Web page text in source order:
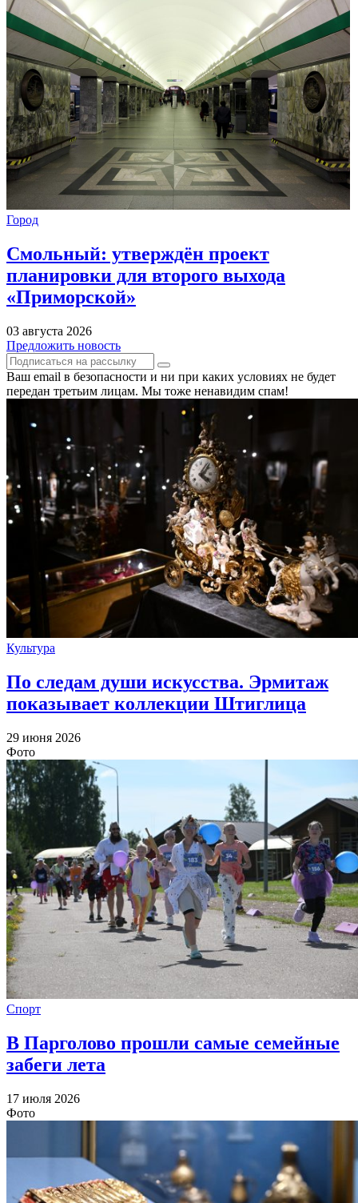
Город
Смольный: утверждён проект
планировки для второго выхода
«Приморской»
03 августа 2026
Предложить новость
Ваш email в безопасности и ни при каких условиях не будет
передан третьим лицам. Мы тоже ненавидим спам!
Культура
По следам души искусства. Эрмитаж
показывает коллекции Штиглица
29 июня 2026
Фото
Спорт
В Парголово прошли самые семейные
забеги лета
17 июля 2026
Фото